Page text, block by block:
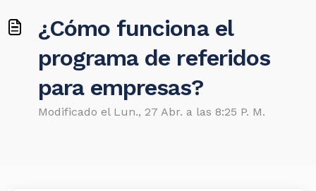
¿Cómo funciona el
programa de referidos
para empresas?
Modificado el Lun., 27 Abr. a las 8:25 P. M.